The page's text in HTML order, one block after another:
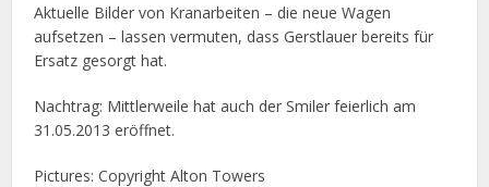
Aktuelle Bilder von Kranarbeiten – die neue Wagen
aufsetzen – lassen vermuten, dass Gerstlauer bereits für
Ersatz gesorgt hat.
Nachtrag: Mittlerweile hat auch der Smiler feierlich am
31.05.2013 eröffnet.
Pictures: Copyright Alton Towers